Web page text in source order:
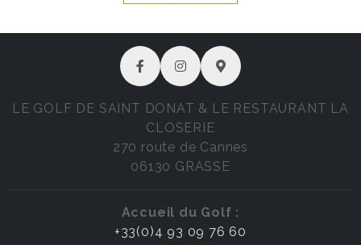
LE GOLF DE SAINT DONAT & LE RESTAURANT LA
CLOSERIE
270 route de Cannes
06130 GRASSE
Accueil du Golf :
+33(0)4 93 09 76 60